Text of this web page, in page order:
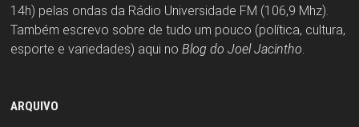
14h) pelas ondas da Rádio Universidade FM (106,9 Mhz).
Também escrevo sobre de tudo um pouco (política, cultura,
esporte e variedades) aqui no Blog do Joel Jacintho
ARQUIVO